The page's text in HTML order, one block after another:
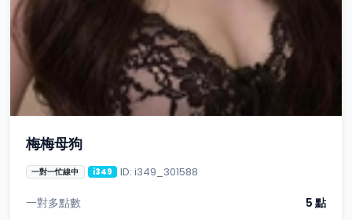
梅梅母狗
一對一忙線中 i349 ID: i349_301588
一對多點數
5 點